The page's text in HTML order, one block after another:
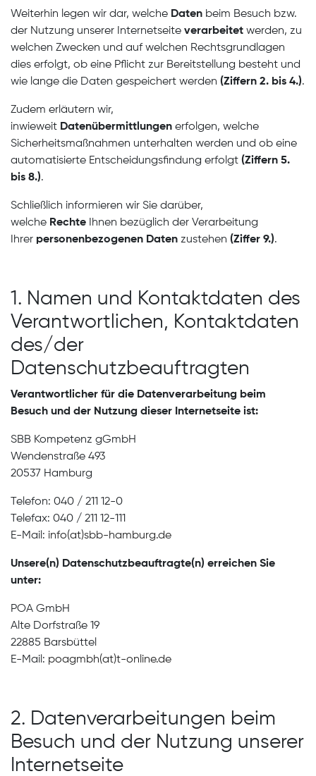
Weiterhin legen wir dar, welche Daten beim Besuch bzw.
der Nutzung unserer Internetseite verarbeitet werden, zu
welchen Zwecken und auf welchen Rechtsgrundlagen
dies erfolgt, ob eine Pflicht zur Bereitstellung besteht und
wie lange die Daten gespeichert werden (Ziffern 2. bis 4.).
Zudem erläutern wir,
inwieweit Datenübermittlungen erfolgen, welche
Sicherheitsmaßnahmen unterhalten werden und ob eine
automatisierte Entscheidungsfindung erfolgt (Ziffern 5.
bis 8.).
Schließlich informieren wir Sie darüber,
welche Rechte
Ihnen bezüglich der Verarbeitung
Ihrer personenbezogenen Daten zustehen (Ziffer 9.).
1. Namen und Kontaktdaten des
Verantwortlichen, Kontaktdaten
des/der
Datenschutzbeauftragten
Verantwortlicher für die Datenverarbeitung beim
Besuch und der Nutzung dieser Internetseite ist:
SBB Kompetenz gGmbH
Wendenstraße 493
20537 Hamburg
Telefon: 040 / 211 12-0
Telefax: 040 / 211 12-111
E-Mail: info(at)sbb-hamburg.de
Unsere(n) Datenschutzbeauftragte(n) erreichen Sie
unter:
POA GmbH
Alte Dorfstraße 19
22885 Barsbüttel
E-Mail: poagmbh(at)t-online.de
2. Datenverarbeitungen beim
Besuch und der Nutzung unserer
Internetseite